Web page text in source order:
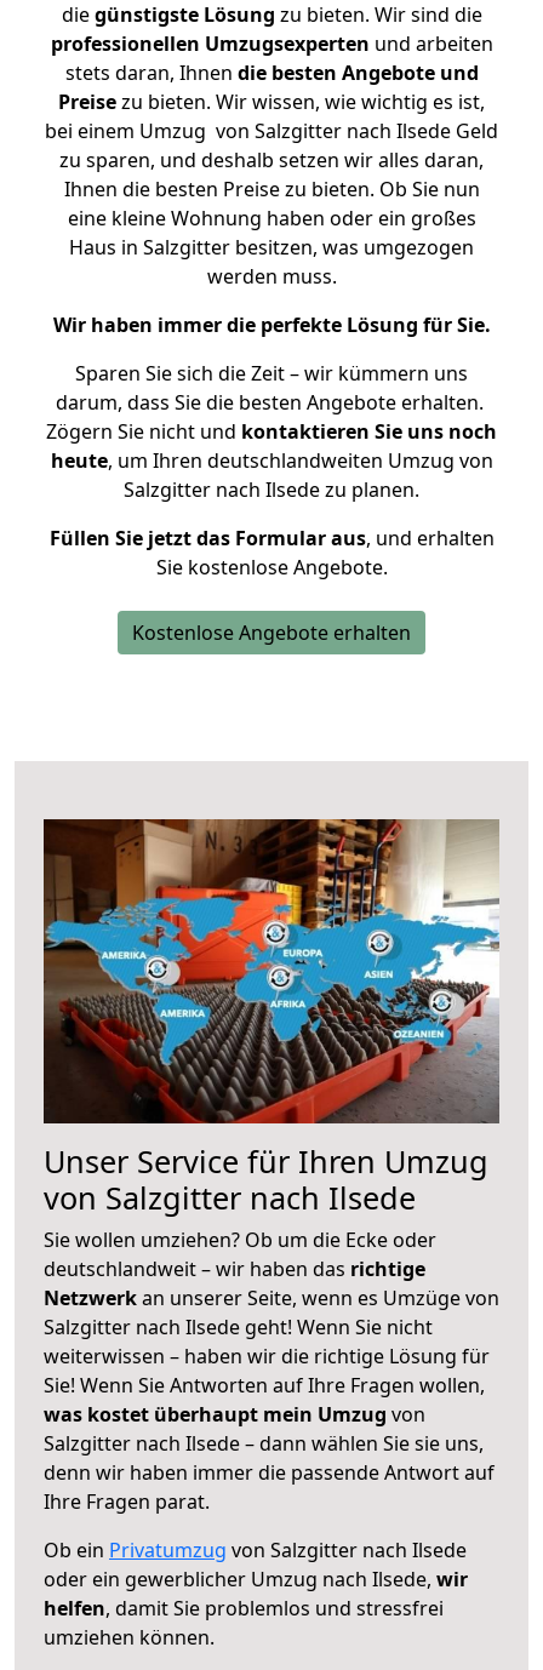
diegünstigste Lösung zu bieten. Wir sind die
professionellen Umzugsexperten und arbeiten
stets daran, Ihnen die besten Angebote und
Preisezu bieten. Wir wissen, wie wichtig es ist,
bei einem Umzug von Salzgitter nach Ilsede Geld
zu sparen, und deshalb setzen wir alles daran,
Ihnen die besten Preise zu bieten. Ob Sie nun
eine kleine Wohnung haben oder ein großes
Haus in Salzgitter besitzen, was umgezogen
werden muss.
Wir haben immer die perfekte Lösung für Sie.
Sparen Sie sich die Zeit – wir kümmern uns
darum, dass Sie die besten Angebote erhalten.
Zögern Sie nicht und kontaktieren Sie uns noch
heute, um Ihren deutschlandweiten Umzug von
Salzgitter nach Ilsede zu planen.
Füllen Sie jetzt das Formular aus, und erhalten
Sie kostenlose Angebote.
Kostenlose Angebote erhalten
Unser Service für Ihren Umzug
von Salzgitter nach Ilsede
Sie wollen umziehen? Ob um die Ecke oder
deutschlandweit – wir haben das richtige
Netzwerkan unserer Seite, wenn es Umzüge von
Salzgitter nach Ilsede geht! Wenn Sie nicht
weiterwissen – haben wir die richtige Lösung für
Sie! Wenn Sie Antworten auf Ihre Fragen wollen,
was kostet überhaupt mein Umzug von
Salzgitter nach Ilsede – dann wählen Sie sie uns,
denn wir haben immer die passende Antwort auf
Ihre Fragen parat.
Ob ein Privatumzug von Salzgitter nach Ilsede
oder ein gewerblicher Umzug nach Ilsede, wir
helfen, damit Sie problemlos und stressfrei
umziehen können.